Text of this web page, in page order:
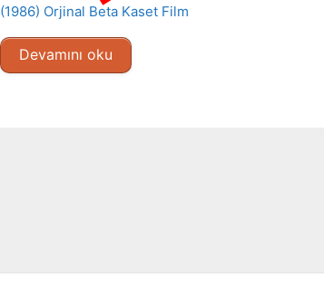
(1986) Orjinal Beta Kaset Film
Devamını oku